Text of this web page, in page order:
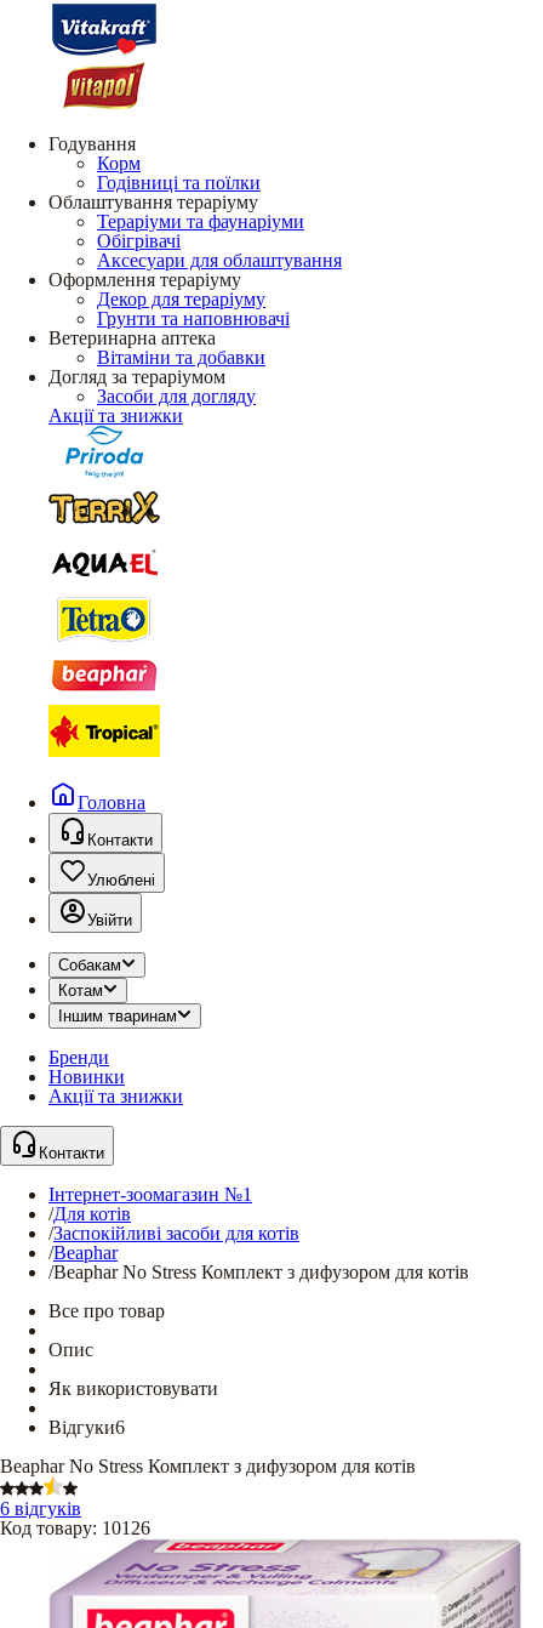
Годування
Корм
Годівниці та поїлки
Облаштування тераріуму
Тераріуми та фаунаріуми
Обігрівачі
Аксесуари для облаштування
Оформлення тераріуму
Декор для тераріуму
Грунти та наповнювачі
Ветеринарна аптека
Вітаміни та добавки
Догляд за тераріумом
Засоби для догляду
Акції та знижки
Головна
Контакти
Улюблені
Увійти
Собакам
Котам
Іншим тваринам
Бренди
Новинки
Акції та знижки
Контакти
Інтернет-зоомагазин №1
/Для котів
/Заспокійливі засоби для котів
/Beaphar
/Beaphar No Stress Комплект з дифузором для котів
Все про товар
Опис
Як використовувати
Відгуки6
Beaphar No Stress Комплект з дифузором для котів
6 відгуків
Код товару: 10126